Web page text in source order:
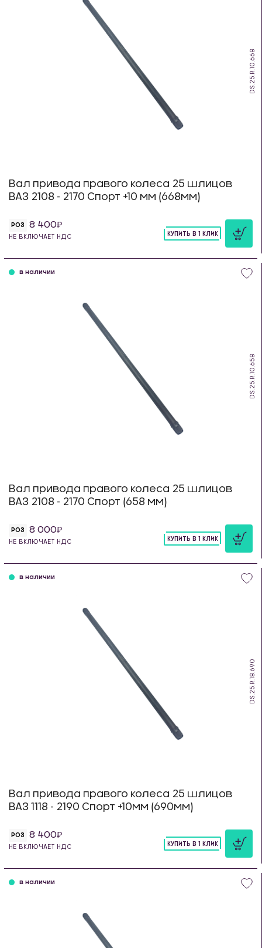
DS.25.R.10.668
Вал привода правого колеса 25 шлицов
ВАЗ 2108 - 2170 Спорт +10 мм (668мм)
РОЗ 8 400
НЕ ВКЛЮЧАЕТ НДС
КУПИТЬ В 1 КЛИК
DS.25.R.10.658
в наличии
Вал привода правого колеса 25 шлицов
ВАЗ 2108 - 2170 Спорт (658 мм)
РОЗ 8 000
НЕ ВКЛЮЧАЕТ НДС
КУПИТЬ В 1 КЛИК
DS.25.R.18.690
в наличии
Вал привода правого колеса 25 шлицов
ВАЗ 1118 - 2190 Спорт +10мм (690мм)
РОЗ 8 400
НЕ ВКЛЮЧАЕТ НДС
КУПИТЬ В 1 КЛИК
в наличии